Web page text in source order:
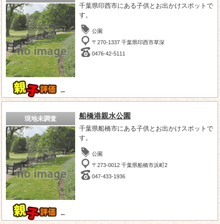
－
千葉県印西市にある子供とお出かけスポットで
す。
公園
〒270-1337 千葉県印西市草深
0476-42-5111
現地未調査
－
船橋港親水公園
千葉県船橋市にある子供とお出かけスポットで
す。
公園
〒273-0012 千葉県船橋市浜町2
047-433-1936